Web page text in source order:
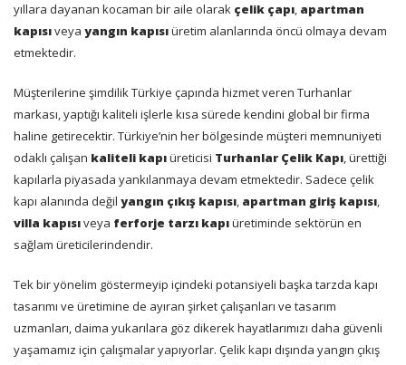
yıllara dayanan kocaman bir aile olarak çelik çapı, apartman
kapısıveya yangın kapısıüretim alanlarında öncü olmaya devam
etmektedir.
Müşterilerine şimdilik Türkiye çapında hizmet veren Turhanlar
markası, yaptığı kaliteli işlerle kısa sürede kendini global bir firma
haline getirecektir. Türkiye’nin her bölgesinde müşteri memnuniyeti
odaklı çalışan kaliteli kapıüreticisi Turhanlar Çelik Kapı, ürettiği
kapılarla piyasada yankılanmaya devam etmektedir. Sadece çelik
kapı alanında değil yangın çıkış kapısı, apartman giriş kapısı,
villa kapısıveya ferforje tarzı kapıüretiminde sektörün en
sağlam üreticilerindendir.
Tek bir yönelim göstermeyip içindeki potansiyeli başka tarzda kapı
tasarımı ve üretimine de ayıran şirket çalışanları ve tasarım
uzmanları, daima yukarılara göz dikerek hayatlarımızı daha güvenli
yaşamamız için çalışmalar yapıyorlar. Çelik kapı dışında yangın çıkış